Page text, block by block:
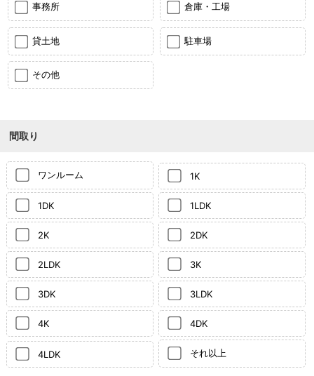
事務所 倉庫・工場
貸土地 駐車場
その他
間取り
ワンルーム 1K
1DK 1LDK
2K 2DK
2LDK 3K
3DK 3LDK
4K 4DK
4LDK それ以上